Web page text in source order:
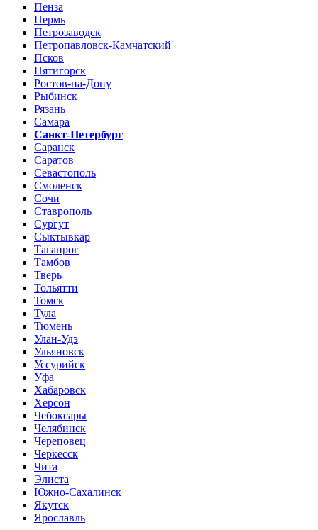
Пенза
Пермь
Петрозаводск
Петропавловск-Камчатский
Псков
Пятигорск
Ростов-на-Дону
Рыбинск
Рязань
Самара
Санкт-Петербург
Саранск
Саратов
Севастополь
Смоленск
Сочи
Ставрополь
Сургут
Сыктывкар
Таганрог
Тамбов
Тверь
Тольятти
Томск
Тула
Тюмень
Улан-Удэ
Ульяновск
Уссурийск
Уфа
Хабаровск
Херсон
Чебоксары
Челябинск
Череповец
Черкесск
Чита
Элиста
Южно-Сахалинск
Якутск
Ярославль